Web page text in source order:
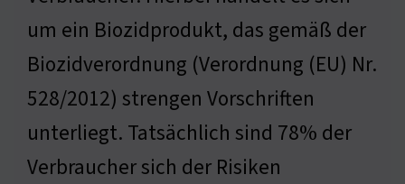
um ein Biozidprodukt, das gemäß der
Biozidverordnung (Verordnung (EU) Nr.
528/2012) strengen Vorschriften
unterliegt. Tatsächlich sind 78% der
Verbraucher sich der Risiken